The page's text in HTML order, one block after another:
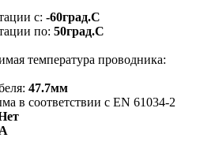
с: -60град.C
по: 50град.C
температура проводника:
47.7мм
в соответствии с EN 61034-2